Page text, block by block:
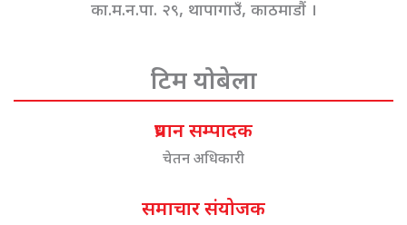
का.म.न.पा. २९, थापागाउँ, काठमाडौं ।
टिम योबेला
प्रधान सम्पादक
चेतन अधिकारी
समाचार संयोजक